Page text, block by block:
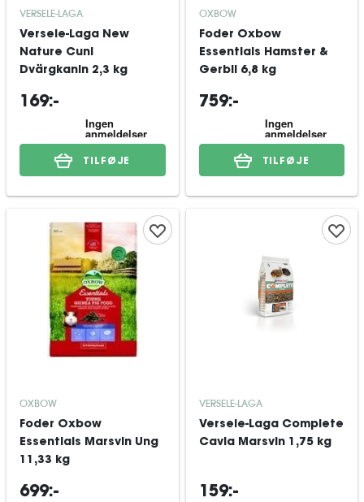
VERSELE-LAGA
Versele-Laga New
Nature Cuni
Dvärgkanin 2,3 kg
169:-
TILFØJE
OXBOW
Foder Oxbow
Essentials Hamster &
Gerbil 6,8 kg
759:-
TILFØJE
OXBOW
Foder Oxbow
Essentials Marsvin Ung
11,33 kg
699:-
VERSELE-LAGA
Versele-Laga Complete
Cavia Marsvin 1,75 kg
159:-